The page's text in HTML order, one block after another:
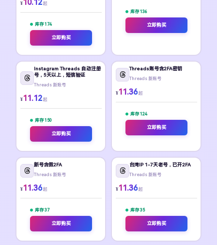
¥10.12 起
库存 174
立即购买
库存 136
立即购买
Instagram Threads 自动注册
号，5天以上，短信验证
Threads 新账号
¥11.12 起
库存 150
立即购买
Threads账号含2FA密钥
Threads 新账号
¥11.36 起
库存 124
立即购买
新号含假2FA
Threads 新账号
¥11.36 起
库存 37
立即购买
台湾IP 1-7天老号，已开2FA
Threads 新账号
¥11.36 起
库存 35
立即购买